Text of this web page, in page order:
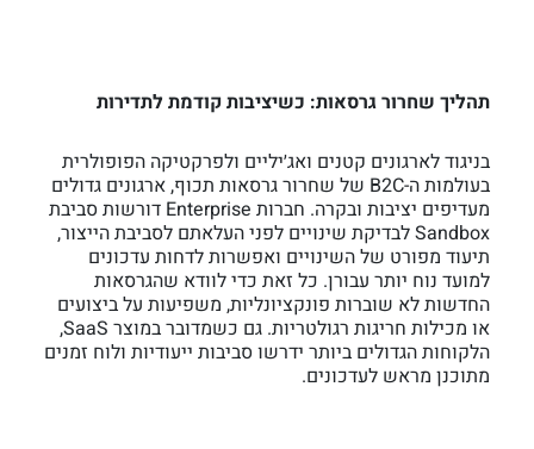
תהליך שחרור גרסאות: כשיציבות קודמת לתדירות
בניגוד לארגונים קטנים ואג׳יליים ולפרקטיקה הפופולרית
בעולמות ה-B2C של שחרור גרסאות תכוף, ארגונים גדולים
מעדיפים יציבות ובקרה. חברות Enterprise דורשות סביבת
Sandbox לבדיקת שינויים לפני העלאתם לסביבת הייצור,
תיעוד מפורט של השינויים ואפשרות לדחות עדכונים
למועד נוח יותר עבורן. כל זאת כדי לוודא שהגרסאות
החדשות לא שוברות פונקציונליות, משפיעות על ביצועים
או מכילות חריגות רגולטריות. גם כשמדובר במוצר SaaS,
הלקוחות הגדולים ביותר ידרשו סביבות ייעודיות ולוח זמנים
מתוכנן מראש לעדכונים.